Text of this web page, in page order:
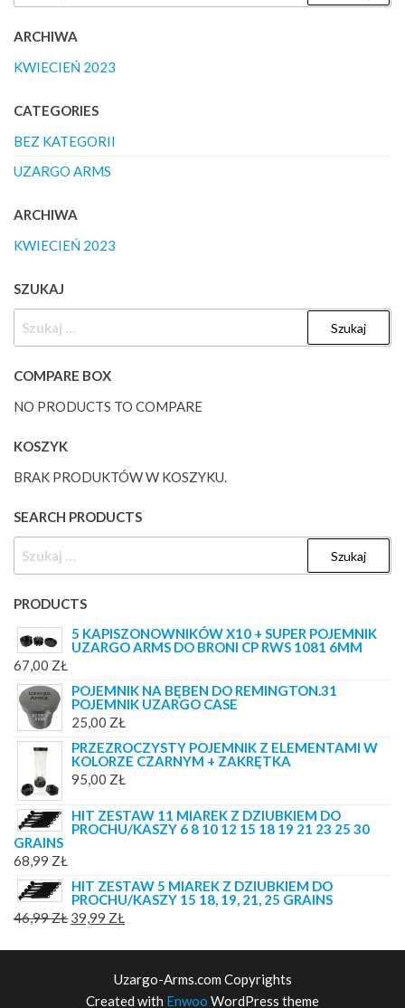
ARCHIWA
KWIECIEŃ 2023
CATEGORIES
BEZ KATEGORII
UZARGO ARMS
ARCHIWA
KWIECIEŃ 2023
SZUKAJ
COMPARE BOX
NO PRODUCTS TO COMPARE
KOSZYK
BRAK PRODUKTÓW W KOSZYKU.
SEARCH PRODUCTS
PRODUCTS
5 KAPISZONOWNIKÓW X10 + SUPER POJEMNIK
UZARGO ARMS DO BRONI CP RWS 1081 6MM
67,00 ZŁ
POJEMNIK NA BĘBEN DO REMINGTON.31
POJEMNIK UZARGO CASE
25,00 ZŁ
PRZEZROCZYSTY POJEMNIK Z ELEMENTAMI W
KOLORZE CZARNYM + ZAKRĘTKA
95,00 ZŁ
HIT ZESTAW 11 MIAREK Z DZIUBKIEM DO
PROCHU/KASZY 6 8 10 12 15 18 19 21 23 25 30
GRAINS
68,99 ZŁ
HIT ZESTAW 5 MIAREK Z DZIUBKIEM DO
PROCHU/KASZY 15 18, 19, 21, 25 GRAINS
46,99ZŁ PIERWOTNA
46,99 ZŁ.
39,99 ZŁ
39,99 ZŁ.
Uzargo-Arms.com Copyrights
Created with Enwoo WordPress theme